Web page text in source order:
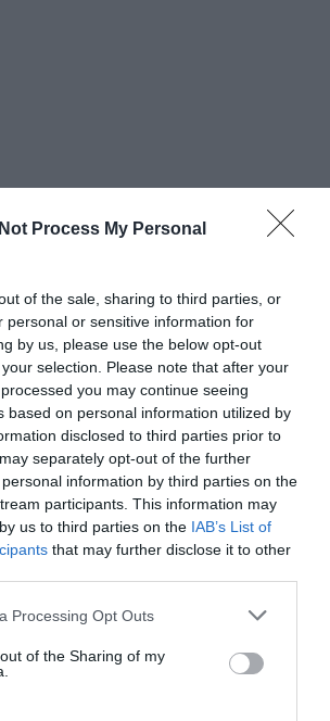
Process My Personal
of the sale, sharing to third parties, or
personal or sensitive information for
by us, please use the below opt-out
selection. Please note that after your
you may continue seeing
based on personal information utilized by
disclosed to third parties prior to
separately opt-out of the further
information by third parties on the
participants. This information may
us to third parties on the IAB’s List of
that may further disclose it to other
Processing Opt Outs
of the Sharing of my